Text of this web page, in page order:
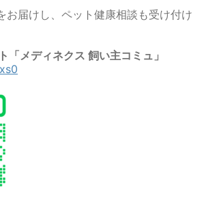
お届けし、ペット健康相談も受け付け
「メディネクス 飼い主コミュ」